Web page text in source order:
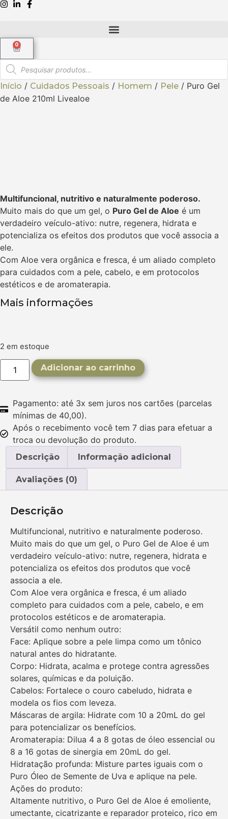
0
Início / Cuidados Pessoais / Homem / Pele / Puro Gel
de Aloe 210ml Livealoe
Multifuncional, nutritivo e naturalmente poderoso.
Muito mais do que um gel, o Puro Gel de Aloe é um
verdadeiro veículo-ativo: nutre, regenera, hidrata e
potencializa os efeitos dos produtos que você associa a
ele.
Com Aloe vera orgânica e fresca, é um aliado completo
para cuidados com a pele, cabelo, e em protocolos
estéticos e de aromaterapia.
Mais informações
2 em estoque
Adicionar ao carrinho
Pagamento: até 3x sem juros nos cartões (parcelas
mínimas de 40,00).
Após o recebimento você tem 7 dias para efetuar a
troca ou devolução do produto.
Descrição Informação adicional
Avaliações (0)
Descrição
Multifuncional, nutritivo e naturalmente poderoso.
Muito mais do que um gel, o Puro Gel de Aloe é um
verdadeiro veículo-ativo: nutre, regenera, hidrata e
potencializa os efeitos dos produtos que você
associa a ele.
Com Aloe vera orgânica e fresca, é um aliado
completo para cuidados com a pele, cabelo, e em
protocolos estéticos e de aromaterapia.
Versátil como nenhum outro:
Face: Aplique sobre a pele limpa como um tônico
natural antes do hidratante.
Corpo: Hidrata, acalma e protege contra agressões
solares, químicas e da poluição.
Cabelos: Fortalece o couro cabeludo, hidrata e
modela os fios com leveza.
Máscaras de argila: Hidrate com 10 a 20mL do gel
para potencializar os benefícios.
Aromaterapia: Dilua 4 a 8 gotas de óleo essencial ou
8 a 16 gotas de sinergia em 20mL do gel.
Hidratação profunda: Misture partes iguais com o
Puro Óleo de Semente de Uva e aplique na pele.
Ações do produto:
Altamente nutritivo, o Puro Gel de Aloe é emoliente,
umectante, cicatrizante e reparador proteico, rico em